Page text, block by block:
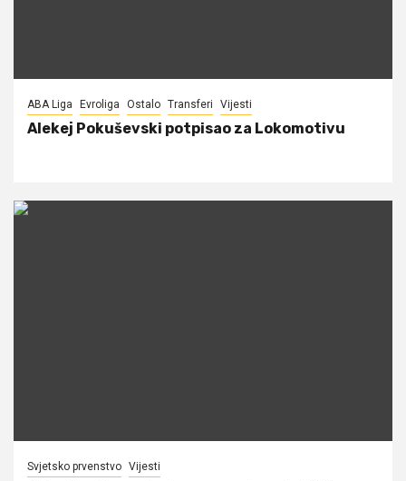
ABA Liga Evroliga Ostalo Transferi Vijesti
Alekej Pokuševski potpisao za Lokomotivu
Svjetsko prvenstvo Vijesti